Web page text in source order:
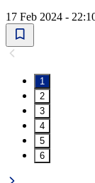
17 Feb 2024 -
1
2
3
4
5
6